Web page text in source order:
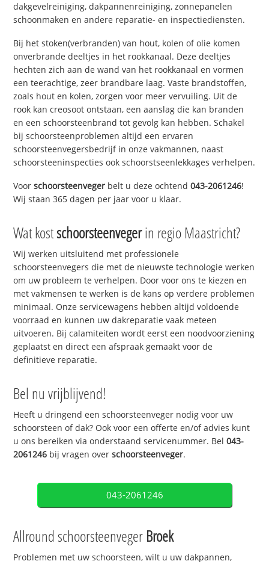
dakgevelreiniging, dakpannenreiniging, zonnepanelen
schoonmaken en andere reparatie- en inspectiediensten.
Bij het stoken(verbranden) van hout, kolen of olie komen
onverbrande deeltjes in het rookkanaal. Deze deeltjes
hechten zich aan de wand van het rookkanaal en vormen
een teerachtige, zeer brandbare laag. Vaste brandstoffen,
zoals hout en kolen, zorgen voor meer vervuiling. Uit de
rook kan creosoot ontstaan, een aanslag die kan branden
en een schoorsteenbrand tot gevolg kan hebben. Schakel
bij schoorsteenproblemen altijd een ervaren
schoorsteenvegersbedrijf in onze vakmannen, naast
schoorsteeninspecties ook schoorstseenlekkages verhelpen.
Voorschoorsteenveger belt u deze ochtend043-2061246!
Wij staan 365 dagen per jaar voor u klaar.
Wat kostschoorsteenvegerin regio Maastricht?
Wij werken uitsluitend met professionele
schoorsteenvegers die met de nieuwste technologie werken
om uw probleem te verhelpen. Door voor ons te kiezen en
met vakmensen te werken is de kans op verdere problemen
minimaal. Onze servicewagens hebben altijd voldoende
voorraad en kunnen uw dakreparatie vaak meteen
uitvoeren. Bij calamiteiten wordt eerst een noodvoorziening
geplaatst en direct een afspraak gemaakt voor de
definitieve reparatie.
Bel nu vrijblijvend!
Heeft u dringend een schoorsteenveger nodig voor uw
schoorsteen of dak? Ook voor een offerte en/of advies kunt
u ons bereiken via onderstaand servicenummer. Bel043-
2061246 bij vragen overschoorsteenveger.
043-2061246
Allround schoorsteenveger Broek
Problemen met uw schoorsteen, wilt u uw dakpannen,